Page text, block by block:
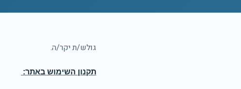
גולש/ת יקר/ה.
תקנון השימוש באתר: